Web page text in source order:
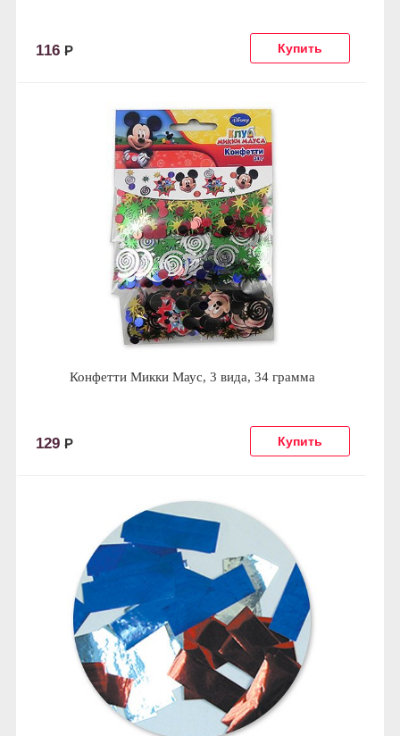
116 Р
Конфетти Микки Маус, 3 вида, 34 грамма
129 Р